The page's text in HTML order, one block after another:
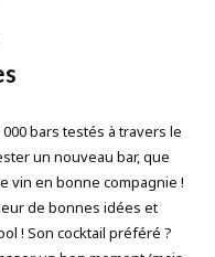
bars testés à travers le
un nouveau bar, que
vin en bonne compagnie !
de bonnes idées et
! Son cocktail préféré ?